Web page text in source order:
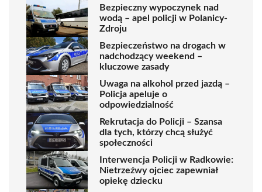
Bezpieczny wypoczynek nad
wodą – apel policji w Polanicy-
Zdroju
Bezpieczeństwo na drogach w
nadchodzący weekend –
kluczowe zasady
Uwaga na alkohol przed jazdą –
Policja apeluje o
odpowiedzialność
Rekrutacja do Policji – Szansa
dla tych, którzy chcą służyć
społeczności
Interwencja Policji w Radkowie:
Nietrzeźwy ojciec zapewniał
opiekę dziecku